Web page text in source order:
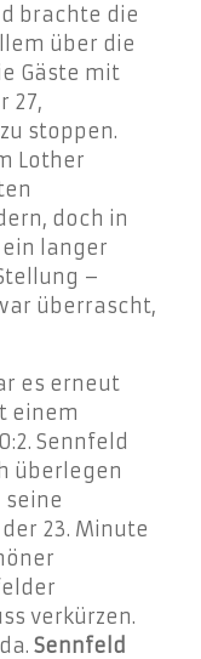
brachte die
über die
Gäste mit
27,
stoppen.
Lother
doch in
langer
–
überrascht,
es erneut
einem
Sennfeld
überlegen
seine
23. Minute
verkürzen.
Sennfeld